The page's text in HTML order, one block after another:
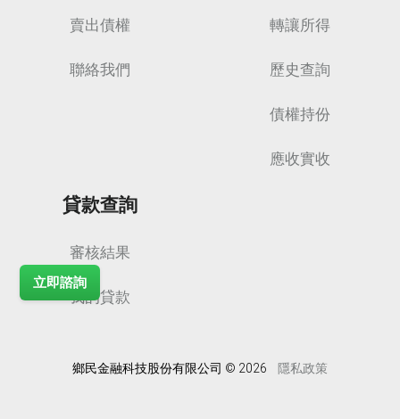
立即諮詢
賣出債權
聯絡我們
轉讓所得
歷史查詢
債權持份
應收實收
貸款查詢
審核結果
我的貸款
鄉民金融科技股份有限公司 © 2026 隱私政策